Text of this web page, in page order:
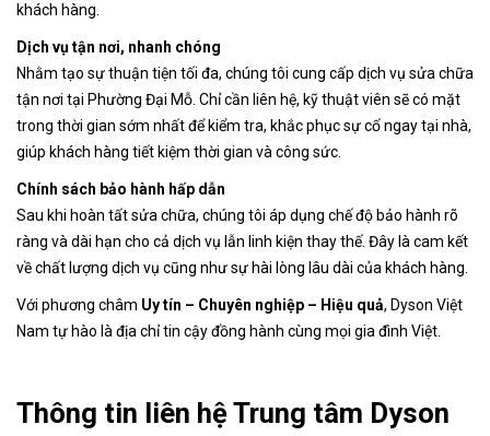
khách hàng.
Dịch vụ tận nơi, nhanh chóng
Nhằm tạo sự thuận tiện tối đa, chúng tôi cung cấp dịch vụ sửa chữa
tận nơi tại Phường Đại Mỗ. Chỉ cần liên hệ, kỹ thuật viên sẽ có mặt
trong thời gian sớm nhất để kiểm tra, khắc phục sự cố ngay tại nhà,
giúp khách hàng tiết kiệm thời gian và công sức.
Chính sách bảo hành hấp dẫn
Sau khi hoàn tất sửa chữa, chúng tôi áp dụng chế độ bảo hành rõ
ràng và dài hạn cho cả dịch vụ lẫn linh kiện thay thế. Đây là cam kết
về chất lượng dịch vụ cũng như sự hài lòng lâu dài của khách hàng.
Với phương châm Uy tín – Chuyên nghiệp – Hiệu quả, Dyson Việt
Nam tự hào là địa chỉ tin cậy đồng hành cùng mọi gia đình Việt.
Thông tin liên hệ Trung tâm Dyson